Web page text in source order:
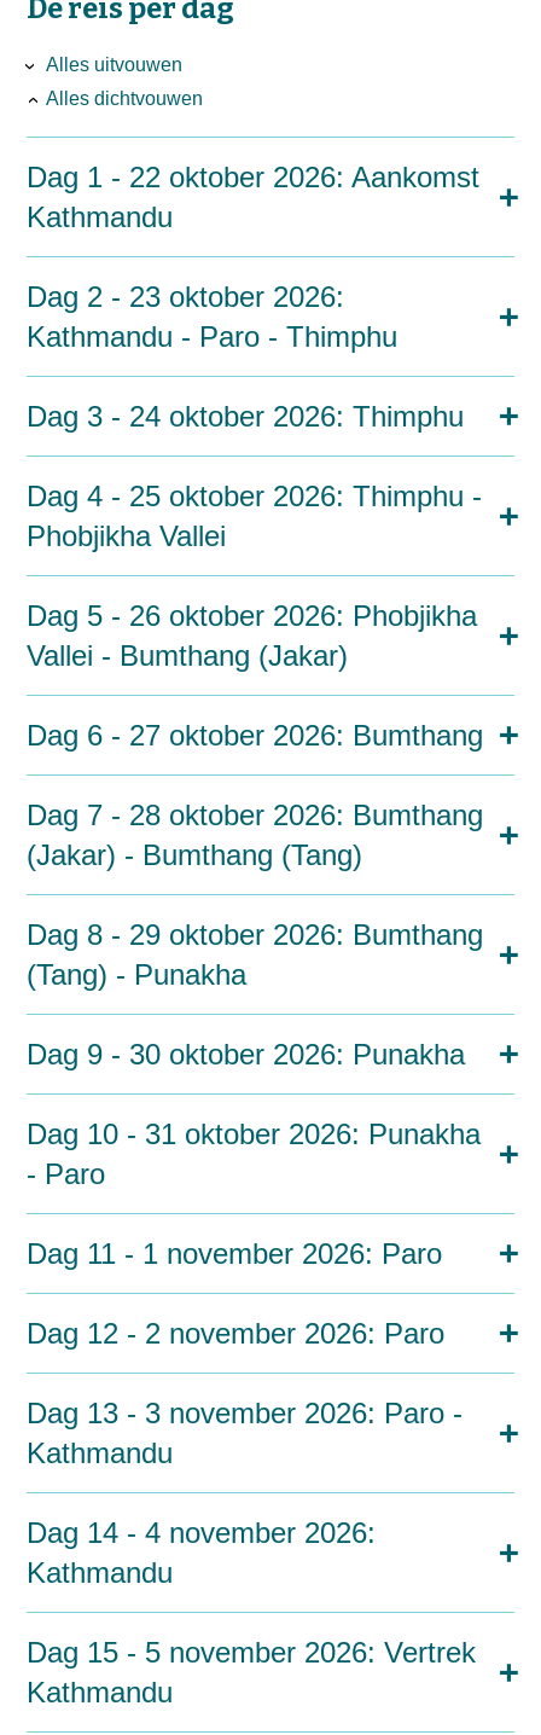
De reis per dag
Alles uitvouwen
Alles dichtvouwen
Dag 1 - 22 oktober 2026: Aankomst
Kathmandu
Dag 2 - 23 oktober 2026:
Kathmandu - Paro - Thimphu
Dag 3 - 24 oktober 2026: Thimphu
Dag 4 - 25 oktober 2026: Thimphu -
Phobjikha Vallei
Dag 5 - 26 oktober 2026: Phobjikha
Vallei - Bumthang (Jakar)
Dag 6 - 27 oktober 2026: Bumthang
Dag 7 - 28 oktober 2026: Bumthang
(Jakar) - Bumthang (Tang)
Dag 8 - 29 oktober 2026: Bumthang
(Tang) - Punakha
Dag 9 - 30 oktober 2026: Punakha
Dag 10 - 31 oktober 2026: Punakha
- Paro
Dag 11 - 1 november 2026: Paro
Dag 12 - 2 november 2026: Paro
Dag 13 - 3 november 2026: Paro -
Kathmandu
Dag 14 - 4 november 2026:
Kathmandu
Dag 15 - 5 november 2026: Vertrek
Kathmandu